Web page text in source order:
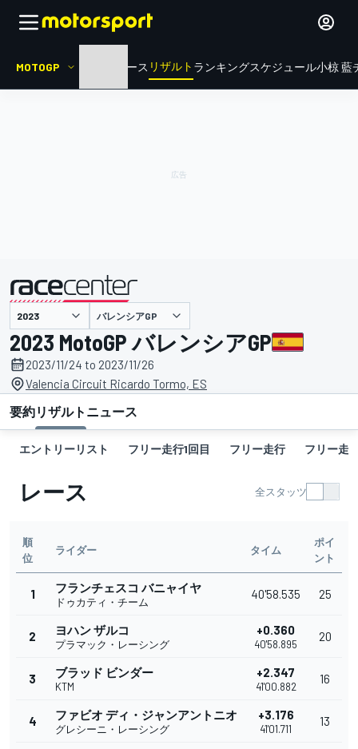
MOTOGP ニュース リザルト ランキングスケジュール小椋 藍
主催 バレンシアGP
2023 MotoGP バレンシアGP
2023/11/24 to 2023/11/26
Valencia Circuit Ricardo Tormo, ES
要約リザルト ニュース
エントリーリスト フリー走行1回目 フリー走行 フリー走
レース 全スタッツ
順
位
ライダー タイム
ポイ
ント
1 フランチェスコ バニャイヤ
ドゥカティ・チーム
40'58.535 25
2 ヨハン ザルコ
プラマック・レーシング
+0.360
40'58.895
20
3 ブラッド ビンダー
KTM
+2.347
41'00.882
16
4 ファビオ ディ・ジャンアントニオ
グレシーニ・レーシング
+3.176
41'01.711
13